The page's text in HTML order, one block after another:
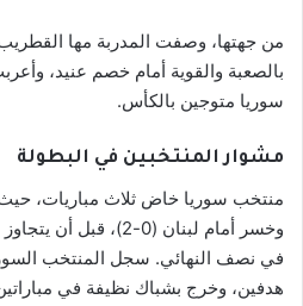
من جهتها، وصفت المدربة مها
بالصعبة والقوية أمام خصم عنيد،
سوريا متوجين بالكأس.
مشوار المنتخبين في البطولة
هدفين، وخرج بشباك نظيفة في